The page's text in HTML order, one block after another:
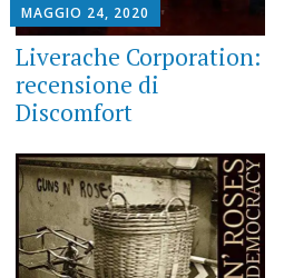
MAGGIO 24, 2020
Liverache Corporation:
recensione di
Discomfort